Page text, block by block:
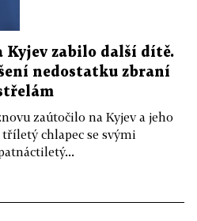
Kyjev zabilo další dítě.
nedostatku zbraní
zaútočilo na Kyjev a jeho
chlapec se svými